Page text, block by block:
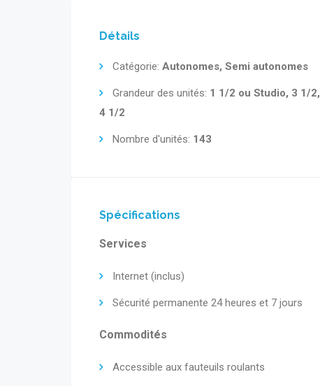
Détails
Catégorie: Autonomes, Semi autonomes
Grandeur des unités: 1 1/2 ou Studio, 3 1/2,
4 1/2
Nombre d'unités: 143
Spécifications
Services
Internet (inclus)
Sécurité permanente 24 heures et 7 jours
Commodités
Accessible aux fauteuils roulants